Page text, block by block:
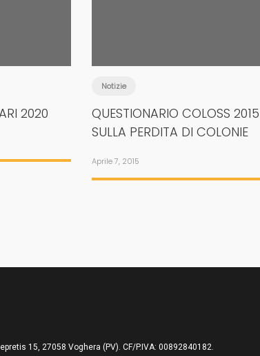
2020
Notizie
QUESTIONARIO COLOSS 2015
SULLA PERDITA DI COLONIE
Aprile 7, 2015
15, 27058 Voghera (PV). CF/P.IVA: 00892840182.